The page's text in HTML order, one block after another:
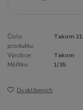
Číslo
produktu:
Takom
Výrobce:
Takom
Měřítko:
1/35
Do oblíbených